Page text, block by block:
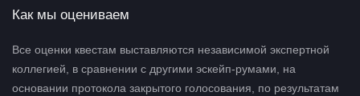
Как мы оцениваем
Все оценки квестам выставляются независимой экспертной
коллегией, в сравнении с другими эскейп-румами, на
основании протокола закрытого голосования, по результатам